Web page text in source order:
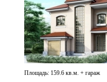
Площадь: 159.6 кв.м. + гараж